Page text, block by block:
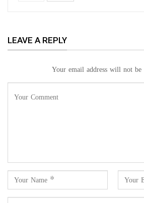
LEAVE A REPLY
Your email address will not be